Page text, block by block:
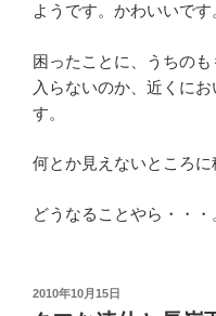
ようです。かわいいです
困ったことに、うちの
入らないのか、近くに
す。
何とか見えないところに
どうなることやら・・・
投
稿
2010年10月15日